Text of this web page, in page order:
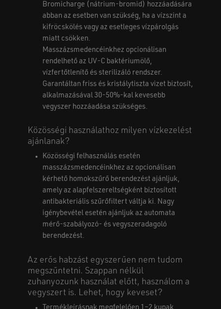
Bromicharge (nátrium-bromid) hozzáadására
abban az esetben van szükség, ha a vízszint a
kifröcskölés vagy az esetleges vízpárolgás
miatt csökken.
Masszázsmedencéinkhez opcionálisan
rendelhető az UV-C baktériumölő,
vízfertőtlenítő és sterilizáló rendszer.
Garantáltan friss és kristálytiszta vizet biztosít,
alkalmazásával 30-50%-kal kevesebb
vegyszer hozzáadása szükséges.
Közösségi használathoz milyen vízkezelést
ajánlanak?
Közösségi felhasználás esetén
masszázsmedencéinkhez az opcionálisan
kérhető homokszűrő berendezést ajánljuk,
amely az alapfelszereltségként biztosított
antibakteriális szűrőfiltert váltja ki. Nagy
igénybevétel esetén ajánljuk az automata
mérő-szabályozó- és vegyszeradagoló
berendezést.
Az erős habzást egyszerűen nem tudom
megszűntetni. Szappan nélkül
zuhanyozunk használat előtt, használom a
vegyszert is. Lehet, hogy keveset?